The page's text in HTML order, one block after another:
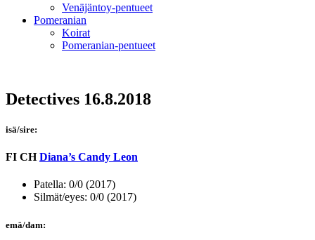
Venäjäntoy-pentueet
Pomeranian
Koirat
Pomeranian-pentueet
Detectives 16.8.2018
isä/sire:
FI CHDiana’s Candy Leon
Patella: 0/0 (2017)
Silmät/eyes: 0/0 (2017)
emä/dam: